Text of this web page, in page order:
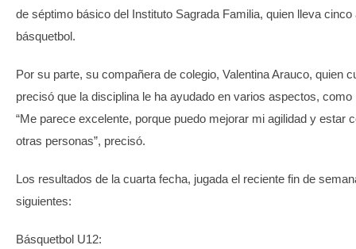
de séptimo básico del Instituto Sagrada Familia, quien lleva cinco
básquetbol.
Por su parte, su compañera de colegio, Valentina Arauco, quien
precisó que la disciplina le ha ayudado en varios aspectos,
“Me parece excelente, porque puedo mejorar mi agilidad y estar
otras personas”, precisó.
Los resultados de la cuarta fecha, jugada el reciente fin de
siguientes:
Básquetbol U12: